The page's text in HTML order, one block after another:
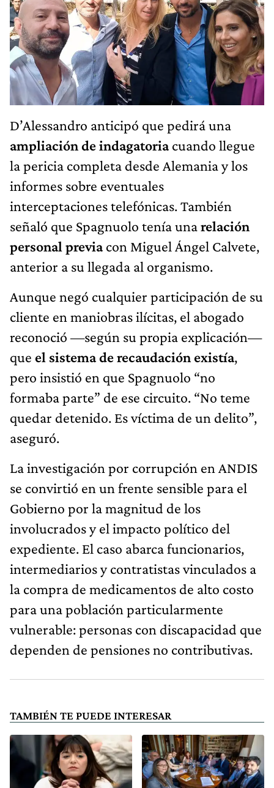
D’Alessandro anticipó que pedirá una
ampliación de indagatoriacuando llegue
la pericia completa desde Alemania y los
informes sobre eventuales
interceptaciones telefónicas. También
señaló que Spagnuolo tenía unarelación
personal previacon Miguel Ángel Calvete,
anterior a su llegada al organismo.
Aunque negó cualquier participación de su
cliente en maniobras ilícitas, el abogado
reconoció —según su propia explicación—
que el sistema de recaudación existía,
pero insistió en que Spagnuolo “no
formaba parte” de ese circuito. “No teme
quedar detenido. Es víctima de un delito”,
aseguró.
La investigación por corrupción en ANDIS
se convirtió en un frente sensible para el
Gobierno por la magnitud de los
involucrados y el impacto político del
expediente. El caso abarca funcionarios,
intermediarios y contratistas vinculados a
la compra de medicamentos de alto costo
para una población particularmente
vulnerable: personas con discapacidad que
dependen de pensiones no contributivas.
TAMBIÉN TE PUEDE INTERESAR